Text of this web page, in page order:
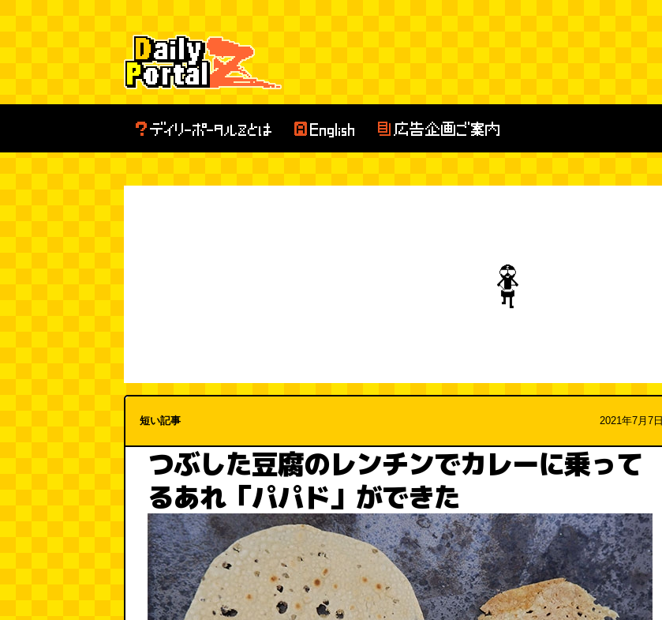
短い記事 2021年7月7日
つぶした豆腐のレンチンでカレーに乗って
るあれ「パパド」ができた